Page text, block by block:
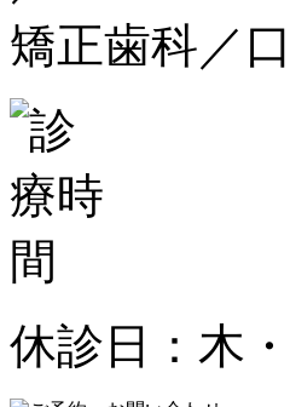
矯正歯科／
休診日：木